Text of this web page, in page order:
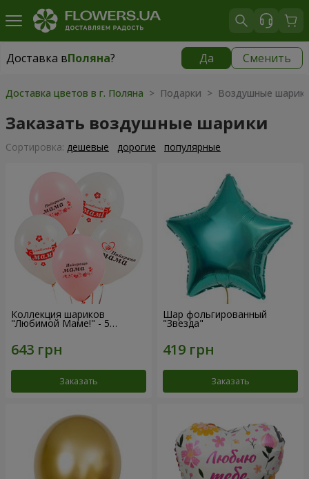
Доставка вПоляна? Да Сменить
Доставка вПоляна|
Доставка цветов в г. Поляна > Подарки > Воздушные
Заказать воздушные шарики
Cортировка: дешевые дорогие популярные
Коллекция шариков
"Любимой Маме!" - 5
Заказать
Шар фольгированный
"Звезда"
Заказать